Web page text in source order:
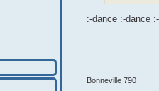
o
:-dance :-dance
Bonneville 790